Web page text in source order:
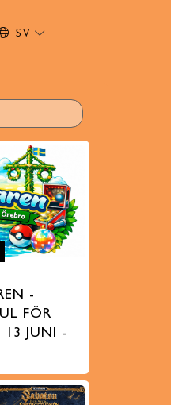
SV
-
FÖR
13 JUNI -